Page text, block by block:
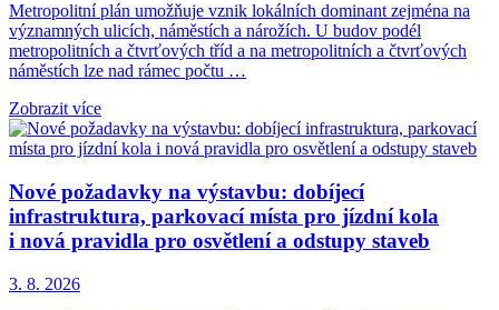
Metropolitní plán umožňuje vznik lokálních dominant zejména na
významných ulicích, náměstích a nárožích. U budov podél
metropolitních a čtvrťových tříd a na metropolitních a čtvrťových
náměstích lze nad rámec počtu …
Zobrazit více
Nové požadavky na výstavbu: dobíjecí
infrastruktura, parkovací místa pro jízdní kola
i nová pravidla pro osvětlení a odstupy staveb
3. 8. 2026